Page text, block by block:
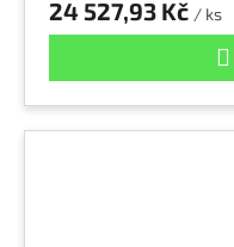
24 527,93 Kč / ks